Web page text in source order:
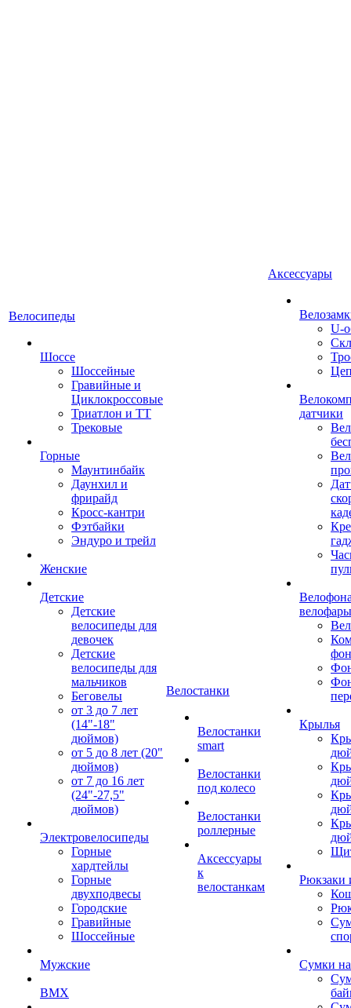
Велосипеды
Шоссе
Шоссейные
Гравийные и
Циклокроссовые
Триатлон и ТТ
Трековые
Горные
Маунтинбайк
Даунхил и
фрирайд
Кросс-кантри
Фэтбайки
Эндуро и трейл
Женские
Детские
Детские
велосипеды для
девочек
Детские
велосипеды для
мальчиков
Беговелы
от 3 до 7 лет
(14"-18"
дюймов)
от 5 до 8 лет (20"
дюймов)
от 7 до 16 лет
(24"-27,5"
дюймов)
Электровелосипеды
Горные
хардтейлы
Горные
двухподвесы
Городские
Гравийные
Шоссейные
Мужские
BMX
Велостанки
Велостанки
smart
Велостанки
под колесо
Велостанки
роллерные
Аксессуары
к
велостанкам
Аксессуары
U-
датчики
велофары
Крылья
Рюкзаки
Сумки